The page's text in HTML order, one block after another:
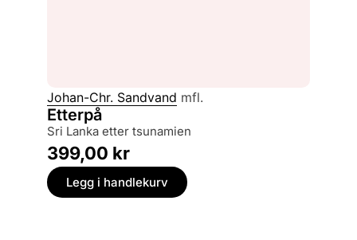
Johan-Chr. Sandvand mfl.
Etterpå
Sri Lanka etter tsunamien
399,00 kr
Legg i handlekurv